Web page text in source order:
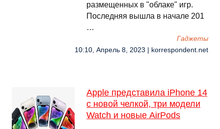
размещенных в "облаке" игр.
Последняя вышла в начале 201
…
Гаджеты
10:10, Апрель 8, 2023 | korrespondent.net
Apple представила iPhone 14
с новой челкой, три модели
Watch и новые AirPods